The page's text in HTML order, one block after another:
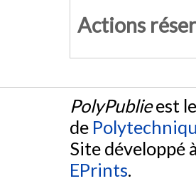
Actions
PolyPublieest
de
Site développé
EPrints.